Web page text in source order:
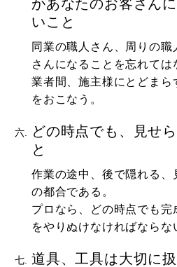
かあなたのお客さん
いこと
同業の職人さん、周りの
さんになることを忘れては
業者間、施主様にとどま
をおこなう。
どの時点でも、見せ
と
作業の途中、後で隠れる、
の都合である。
プロなら、どの時点でも
をやりぬけなければならな
道具、工具は大切に